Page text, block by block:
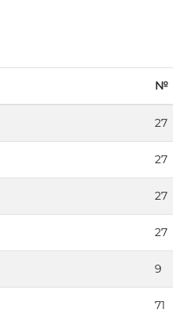
№
27
27
27
27
9
71